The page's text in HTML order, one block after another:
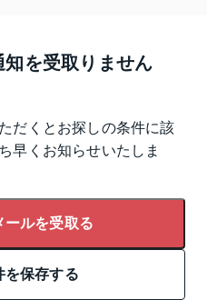
を受取りません
だくとお探しの条件に該
早くお知らせいたしま
ールを受取る
を保存する